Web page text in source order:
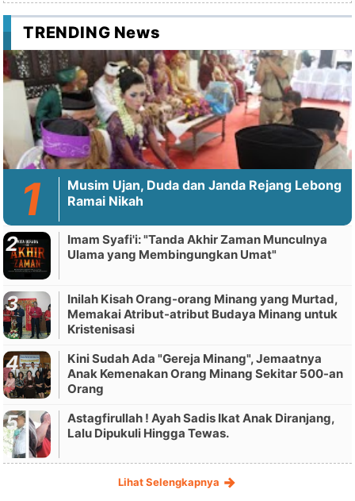
TRENDING News
Musim Ujan, Duda dan Janda Rejang Lebong
Ramai Nikah
Imam Syafi'i: "Tanda Akhir Zaman Munculnya
Ulama yang Membingungkan Umat"
Inilah Kisah Orang-orang Minang yang Murtad,
Memakai Atribut-atribut Budaya Minang untuk
Kristenisasi
Kini Sudah Ada "Gereja Minang", Jemaatnya
Anak Kemenakan Orang Minang Sekitar 500-an
Orang
Astagfirullah ! Ayah Sadis Ikat Anak Diranjang,
Lalu Dipukuli Hingga Tewas.
Lihat Selengkapnya